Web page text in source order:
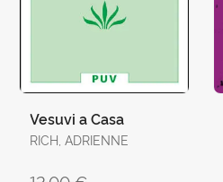
Vesuvi a Casa
RICH, ADRIENNE